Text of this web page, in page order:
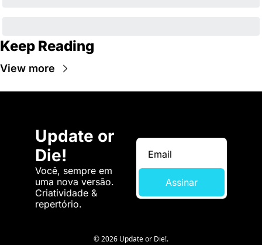
Keep Reading
View more
Update or
Die!
Você, sempre em
uma nova versão.
Criatividade &
repertório.
Assinar
© 2026 Update or Die!.